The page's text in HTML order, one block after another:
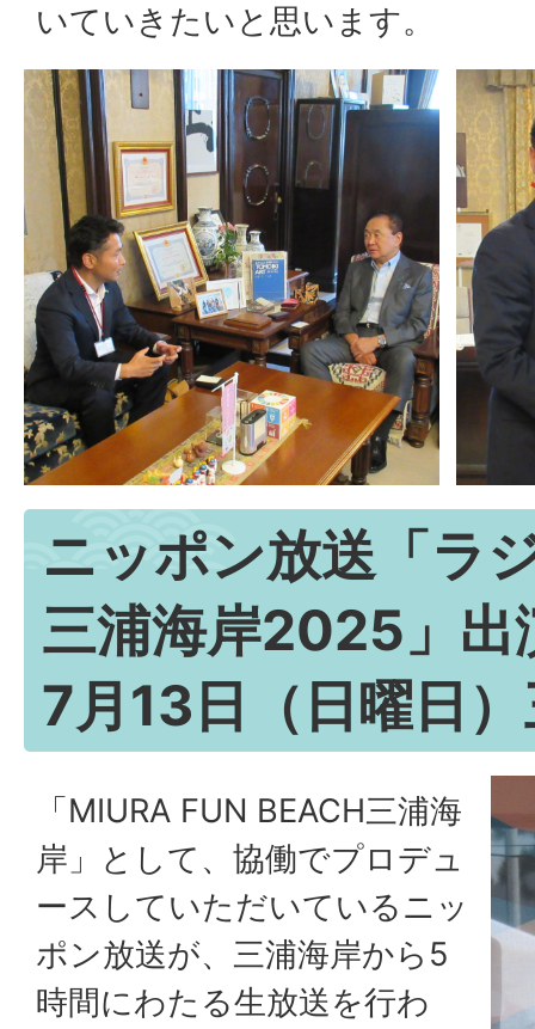
いていきたいと思います。
ニッポン放送「ラ
三浦海岸2025」出
7月13日（日曜日
「MIURA FUN BEACH三浦海
岸」として、協働でプロデュ
ースしていただいているニッ
ポン放送が、三浦海岸から5
時間にわたる生放送を行わ